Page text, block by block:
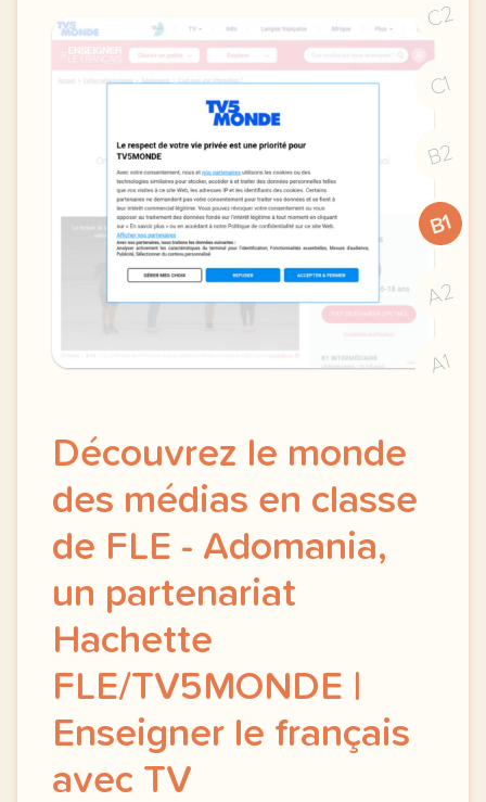
C2
C1
B2
B1
A2
A1
Découvrez le monde
des médias en classe
de FLE - Adomania,
un partenariat
Hachette
FLE/TV5MONDE |
Enseigner le français
avec TV